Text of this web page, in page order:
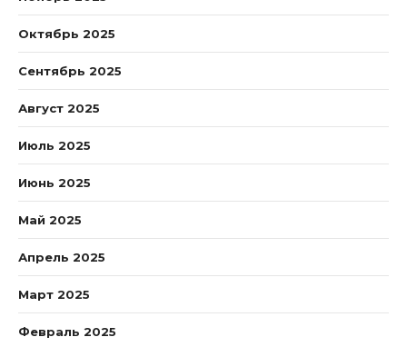
Октябрь 2025
Сентябрь 2025
Август 2025
Июль 2025
Июнь 2025
Май 2025
Апрель 2025
Март 2025
Февраль 2025